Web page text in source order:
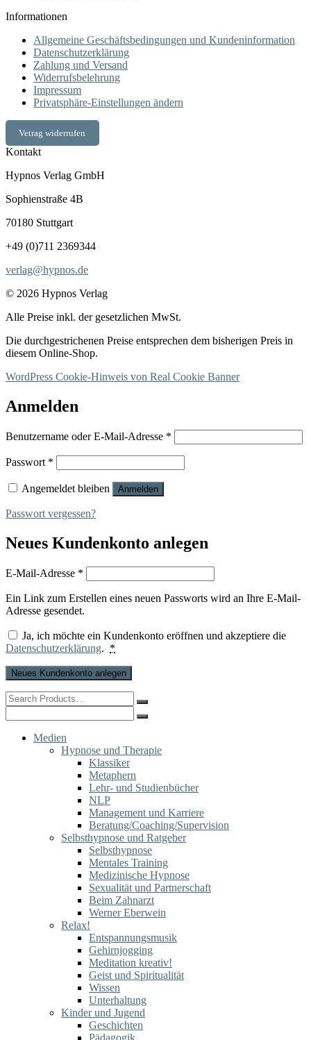
Informationen
Allgemeine Geschäftsbedingungen und Kundeninformation
Datenschutzerklärung
Zahlung und Versand
Widerrufsbelehrung
Impressum
Privatsphäre-Einstellungen ändern
Vetrag widerrufen
Kontakt
Hypnos Verlag GmbH
Sophienstraße 4B
70180 Stuttgart
+49 (0)711 2369344
verlag@hypnos.de
© 2026 Hypnos Verlag
Alle Preise inkl. der gesetzlichen MwSt.
Die durchgestrichenen Preise entsprechen dem bisherigen Preis in
diesem Online-Shop.
WordPress Cookie-Hinweis von Real Cookie Banner
Anmelden
Benutzername oder E-Mail-Adresse *
Passwort *
Angemeldet bleiben Anmelden
Passwort vergessen?
Neues Kundenkonto anlegen
E-Mail-Adresse *
Ein Link zum Erstellen eines neuen Passworts wird an Ihre E-Mail-
Adresse gesendet.
Ja, ich möchte ein Kundenkonto eröffnen und akzeptiere die
Datenschutzerklärung. *
Neues Kundenkonto anlegen
Search
for:
for:
Medien
Hypnose und Therapie
Klassiker
Metaphern
Lehr- und Studienbücher
NLP
Management und Karriere
Beratung/Coaching/Supervision
Selbsthypnose und Ratgeber
Selbsthypnose
Mentales Training
Medizinische Hypnose
Sexualität und Partnerschaft
Beim Zahnarzt
Werner Eberwein
Relax!
Entspannungsmusik
Gehirnjogging
Meditation kreativ!
Geist und Spiritualität
Wissen
Unterhaltung
Kinder und Jugend
Geschichten
Pädagogik